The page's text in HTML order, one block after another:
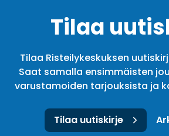
Tilaa
Tilaa Risteilykeskuksen
Saat samalla ensimmäisten
varustamoiden tarjouksista ja
Tilaa uutiskirje